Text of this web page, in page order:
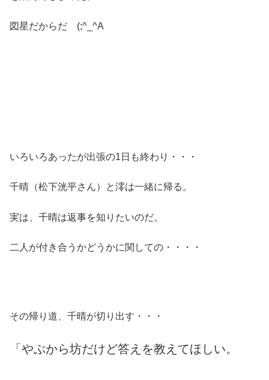
図星だからだ (;^_^A
いろいろあったが出張の1日も終わり・・・
千晴（松下洸平さん）と澪は一緒に帰る。
実は、千晴は返事を知りたいのだ。
二人が付き合うかどうかに関しての・・・・
その帰り道、千晴が切り出す・・・
「やぶから坊だけど答えを教えてほしい。